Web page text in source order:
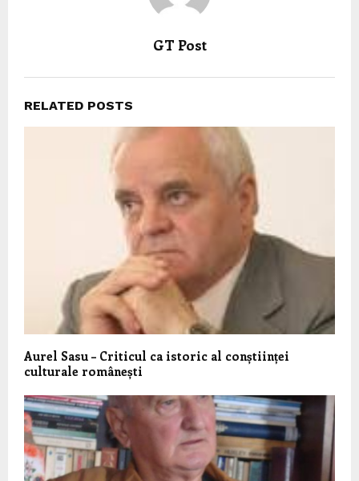
GT Post
RELATED POSTS
Aurel Sasu – Criticul ca istoric al conștiinței
culturale românești